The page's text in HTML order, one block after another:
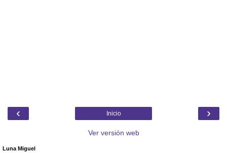
‹ ›
Inicio
Ver versión web
Luna Miguel